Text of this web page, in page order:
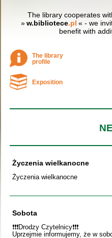
The library cooperates
»w.bibliotece.pl « - we
benefit with
The library
profile
Exposition
Życzenia wielkanocne
Życzenia wielkanocne
Sobota
❗️❗️❗️Drodzy Czytelnicy❗️❗️❗️
Uprzejmie informujemy, że w